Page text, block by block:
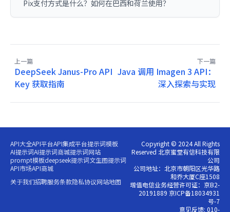
Pix支付方式是什么？如何在巴西和荷兰使用？
上一篇
DeepSeek Janus-Pro API
Key 获取指南
下一篇
Java 调用 Imagen 3 API：
深入探索与实现
API大全API平台API集成平台提示词模板
AI提示词AI提示词商城提示词网站
prompt模板deepseek提示词文生图提示词
API市场API商城
关于我们招聘服务条款隐私协议网站地图
Copyright © 2024 All Rights
Reserved 北京蜜堂有信科技有限
公司
公司地址：北京市朝阳区光华路
和乔大厦C座1508
增值电信业务经营许可证：京B2-
20191889 京ICP备18034931
号-7
意见反馈: 010-